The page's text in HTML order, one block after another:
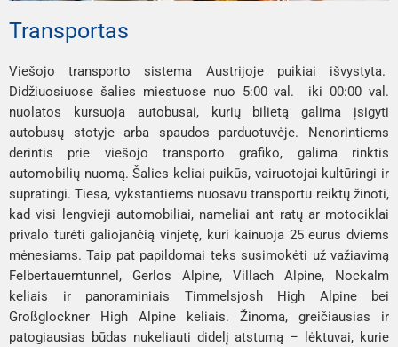
Transportas
Viešojo transporto sistema Austrijoje puikiai išvystyta.
Didžiuosiuose šalies miestuose nuo 5:00 val. iki 00:00 val.
nuolatos kursuoja autobusai, kurių bilietą galima įsigyti
autobusų stotyje arba spaudos parduotuvėje. Nenorintiems
derintis prie viešojo transporto grafiko, galima rinktis
automobilių nuomą. Šalies keliai puikūs, vairuotojai kultūringi ir
supratingi. Tiesa, vykstantiems nuosavu transportu reiktų žinoti,
kad visi lengvieji automobiliai, nameliai ant ratų ar motociklai
privalo turėti galiojančią vinjetę, kuri kainuoja 25 eurus dviems
mėnesiams. Taip pat papildomai teks susimokėti už važiavimą
Felbertauerntunnel , Gerlos Alpine, Villach Alpine, Nockalm
keliais ir panoraminiais Timmelsjosh High Alpinebei
Großglockner High Alpine keliais. Žinoma, greičiausias ir
patogiausias būdas nukeliauti didelį atstumą – lėktuvai, kurie